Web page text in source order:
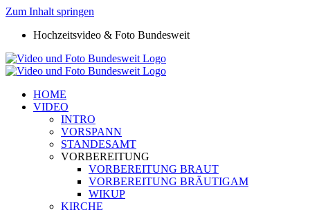
Zum Inhalt springen
Hochzeitsvideo & Foto Bundesweit
HOME
VIDEO
INTRO
VORSPANN
STANDESAMT
VORBEREITUNG
VORBEREITUNG BRAUT
VORBEREITUNG BRÄUTIGAM
WIKUP
KIRCHE